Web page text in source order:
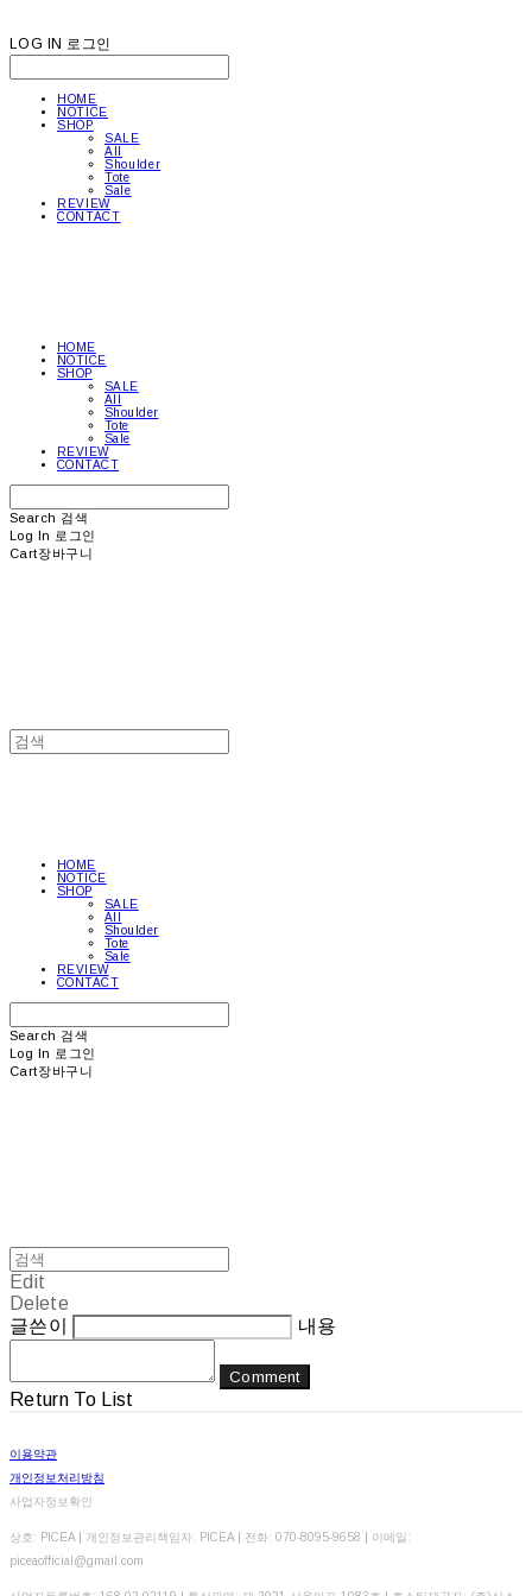
LOG IN 로그인
HOME
NOTICE
SHOP
SALE
All
Shoulder
Tote
Sale
REVIEW
CONTACT
HOME
NOTICE
SHOP
SALE
All
Shoulder
Tote
Sale
REVIEW
CONTACT
Search 검색
Log In 로그인
Cart장바구니
HOME
NOTICE
SHOP
SALE
All
Shoulder
Tote
Sale
REVIEW
CONTACT
Search 검색
Log In 로그인
Cart장바구니
Edit
Delete
글쓴이
내용
Comment
Return To List
이용약관
개인정보처리방침
사업자정보확인
상호: PICEA | 개인정보관리책임자: PICEA | 전화: 070-8095-9658 | 이메일:
piceaofficial@gmail.com